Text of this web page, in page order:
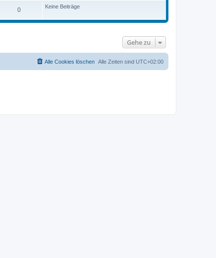
0 Keine Beiträge
Gehe zu
Alle Zeiten sind UTC+02:00
Alle Cookies löschen